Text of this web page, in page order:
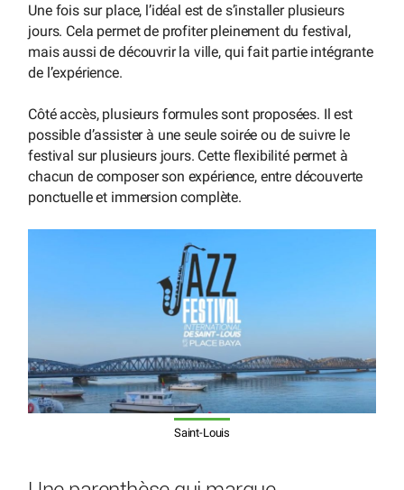
Une fois sur place, l’idéal est de s’installer plusieurs
jours. Cela permet de profiter pleinement du festival,
mais aussi de découvrir la ville, qui fait partie intégrante
de l’expérience.
Côté accès, plusieurs formules sont proposées. Il est
possible d’assister à une seule soirée ou de suivre le
festival sur plusieurs jours. Cette flexibilité permet à
chacun de composer son expérience, entre découverte
ponctuelle et immersion complète.
Saint-Louis